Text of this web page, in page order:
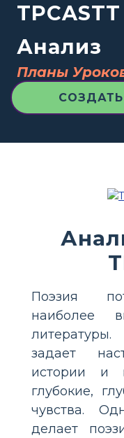
Анализ
Планы
Поэзия
наиболее
задает
истории и
глубокие,
чувства.
делает